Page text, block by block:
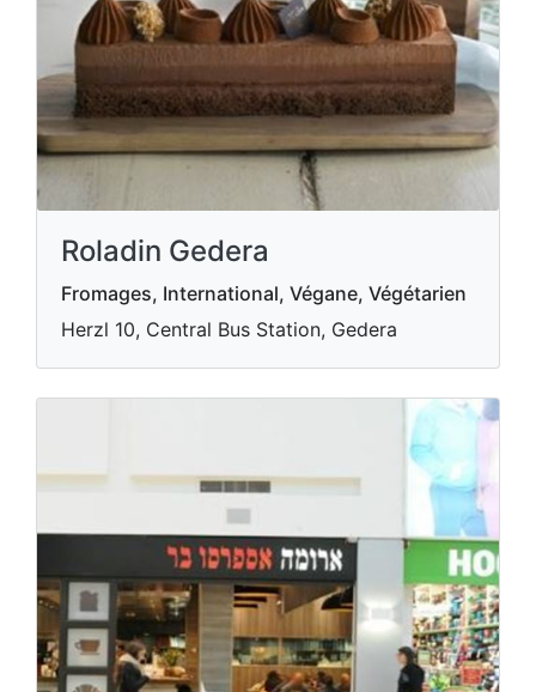
Roladin Gedera
Fromages, International, Végane, Végétarien
Herzl 10, Central Bus Station, Gedera